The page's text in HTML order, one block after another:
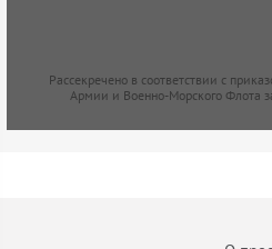
Рассекречено в соответствии с
Армии и Военно-Морского Флота